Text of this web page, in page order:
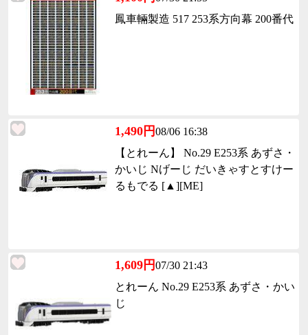
鳳車輛製造 517 253系方向幕 200番代
1,490円08/06 16:38
【とれーん】 No.29 E253系 あずさ・
かいじ Nげーじ だいきゃすとすけー
るもでる [▲][ME]
1,609円07/30 21:43
とれーん No.29 E253系 あずさ・かい
じ